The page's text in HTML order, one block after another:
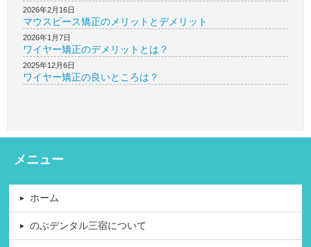
2026年2月16日
マウスピース矯正のメリットとデメリット
2026年1月7日
ワイヤー矯正のデメリットとは？
2025年12月6日
ワイヤー矯正の良いところは？
メニュー
ホーム
のぶデンタル三宿について